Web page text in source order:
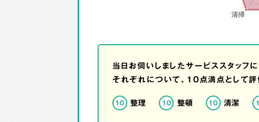
当日お伺いしましたサービススタッフに
それぞれについて、10点満点として評
10 整理 10 整頓 10 清潔